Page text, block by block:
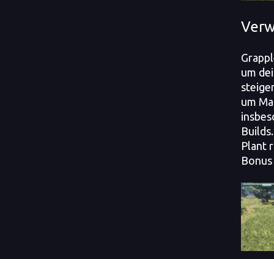
um
um
Plant